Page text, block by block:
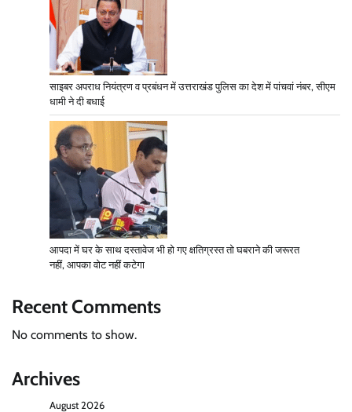
साइबर अपराध नियंत्रण व प्रबंधन में उत्तराखंड पुलिस का देश में पांचवां नंबर, सीएम
धामी ने दी बधाई
आपदा में घर के साथ दस्तावेज भी हो गए क्षतिग्रस्त तो घबराने की जरूरत
नहीं, आपका वोट नहीं कटेगा
Recent Comments
No comments to show.
Archives
August 2026